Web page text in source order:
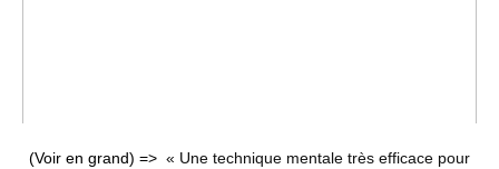
(Voir en grand) => « Une technique mentale très efficace pour